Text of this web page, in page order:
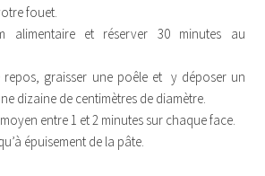
fouet.
alimentaire et réserver 30 minutes au
repos, graisser une poêle et y déposer un
dizaine de centimètres de diamètre.
entre 1 et 2 minutes sur chaque face.
épuisement de la pâte.